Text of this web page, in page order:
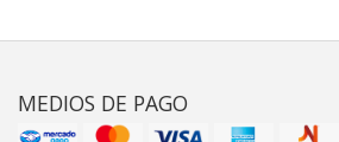
MEDIOS DE PAGO